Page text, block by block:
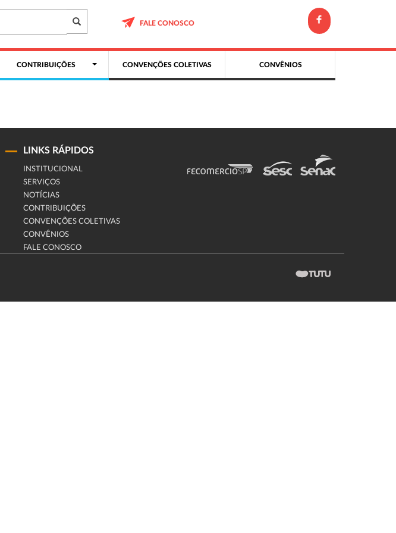
FALE CONOSCO
CONTRIBUIÇÕES CONVENÇÕES COLETIVAS CONVÊNIOS
LINKS RÁPIDOS
INSTITUCIONAL
SERVIÇOS
NOTÍCIAS
CONTRIBUIÇÕES
CONVENÇÕES COLETIVAS
CONVÊNIOS
FALE CONOSCO